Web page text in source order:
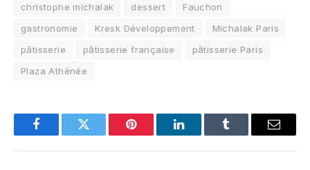
christophe michalak
dessert
Fauchon
gastronomie
Kresk Développement
Michalak Paris
pâtisserie
pâtisserie française
pâtisserie Paris
Plaza Athénée
FacebookTwitter Pinterest LinkedInTumblr Email